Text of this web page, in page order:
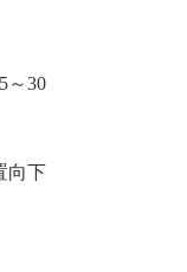
～30
向下